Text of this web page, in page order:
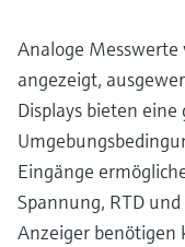
Analoge Messwerte
angezeigt,
Displays bieten
Eingänge
Spannung, RTD
Anzeiger benötigen